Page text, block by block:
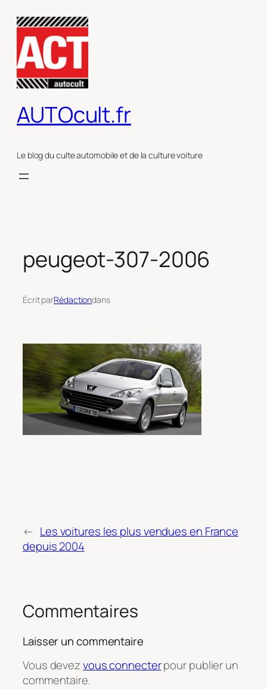
contenu
AUTOcult.fr
Le blog du culte automobile et de la culture voiture
peugeot-307-2006
Écrit parRédactiondans
← Les voitures les plus vendues en France
depuis 2004
Commentaires
Laisser un commentaire
Vous devezvous connecterpour publier un
commentaire.